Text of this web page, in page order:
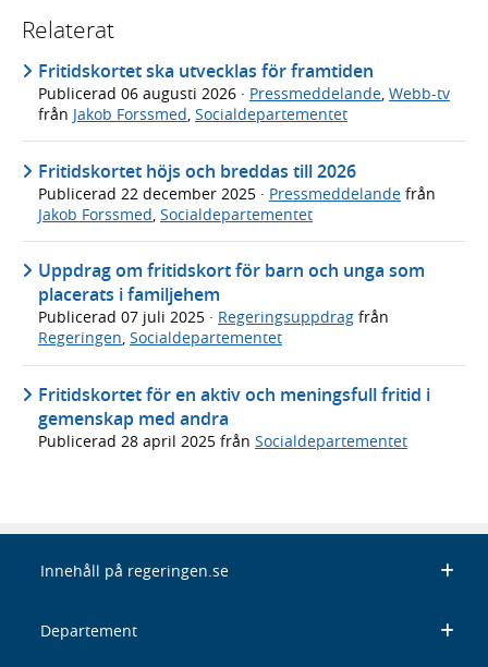
Relaterat
Fritidskortet ska utvecklas för framtiden
Publicerad 06 augusti 2026 · Pressmeddelande, Webb-tv
från Jakob Forssmed, Socialdepartementet
Fritidskortet höjs och breddas till 2026
Publicerad 22 december 2025 · Pressmeddelande från
Jakob Forssmed Socialdepartementet
Uppdrag om fritidskort för barn och unga som
placerats i familjehem
Publicerad 07 juli 2025 · Regeringsuppdrag från
Regeringen, Socialdepartementet
Fritidskortet för en aktiv och meningsfull fritid i
gemenskap med andra
Publicerad 28 april 2025 från Socialdepartementet
Innehåll på regeringen.se
Departement